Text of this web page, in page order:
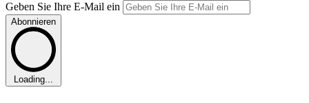
Geben Sie Ihre E-Mail ein
Abonnieren
Loading...